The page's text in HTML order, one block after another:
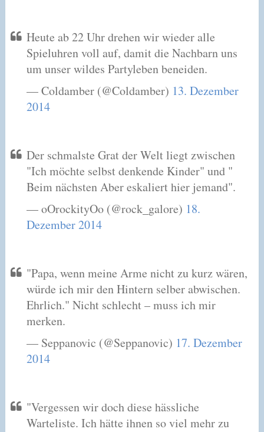
Heute ab 22 Uhr drehen wir wieder alle
Spieluhren voll auf, damit die Nachbarn uns
um unser wildes Partyleben beneiden.
— Coldamber (@Coldamber) 13. Dezember
2014
Der schmalste Grat der Welt liegt zwischen
"Ich möchte selbst denkende Kinder" und "
Beim nächsten Aber eskaliert hier jemand".
— oOrockityOo (@rock_galore) 18.
Dezember 2014
"Papa, wenn meine Arme nicht zu kurz wären,
würde ich mir den Hintern selber abwischen.
Ehrlich." Nicht schlecht – muss ich mir
merken.
— Seppanovic (@Seppanovic) 17. Dezember
2014
"Vergessen wir doch diese hässliche
Warteliste. Ich hätte ihnen so viel mehr zu